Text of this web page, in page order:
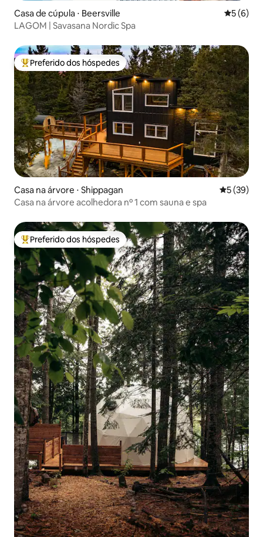
Casa de cúpula ⋅ Beersville 5 de
5 (6)
LAGOM | Savasana Nordic Spa
Entre os melhores preferidos dos hóspedes
Preferido dos hóspedes
Casa na árvore ⋅ Shippagan 5 de uma
5 (39)
Casa na árvore acolhedora nº 1 com sauna e spa
Entre os melhores preferidos dos hóspedes
Preferido dos hóspedes